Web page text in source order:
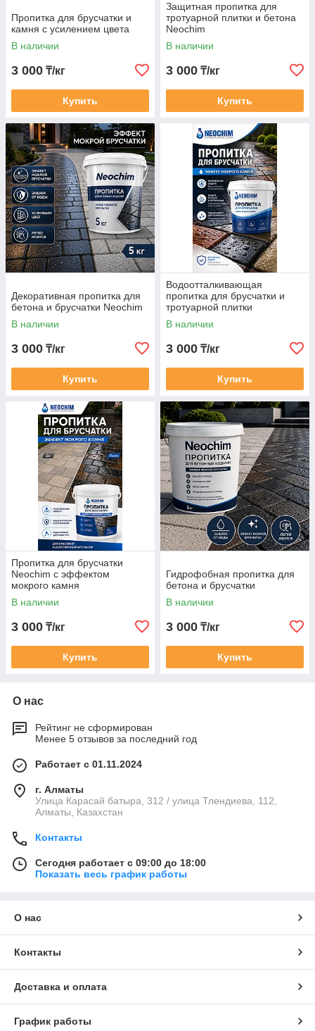
Пропитка для брусчатки и
камня с усилением цвета
В наличии
3 000 ₸/кг
Купить
Защитная пропитка для
тротуарной плитки и бетона
Neochim
В наличии
3 000 ₸/кг
Купить
Декоративная пропитка для
бетона и брусчатки Neochim
В наличии
3 000 ₸/кг
Купить
Водоотталкивающая
пропитка для брусчатки и
тротуарной плитки
В наличии
3 000 ₸/кг
Купить
Пропитка для брусчатки
Neochim с эффектом
мокрого камня
В наличии
3 000 ₸/кг
Купить
Гидрофобная пропитка для
бетона и брусчатки
В наличии
3 000 ₸/кг
Купить
О нас
Рейтинг не сформирован
Менее 5 отзывов за последний год
Работает с 01.11.2024
г. Алматы
Улица Карасай батыра, 312 / улица Тлендиева, 112,
Алматы, Казахстан
Контакты
Сегодня работает с 09:00 до 18:00
Показать весь график работы
О нас
Контакты
Доставка и оплата
График работы